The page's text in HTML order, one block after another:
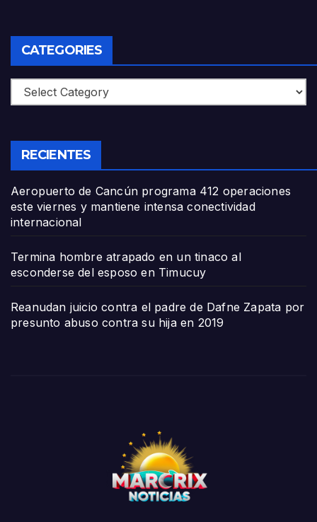
CATEGORIES
Categories
RECIENTES
Aeropuerto de Cancún programa 412 operaciones
este viernes y mantiene intensa conectividad
internacional
Termina hombre atrapado en un tinaco al
esconderse del esposo en Timucuy
Reanudan juicio contra el padre de Dafne Zapata por
presunto abuso contra su hija en 2019